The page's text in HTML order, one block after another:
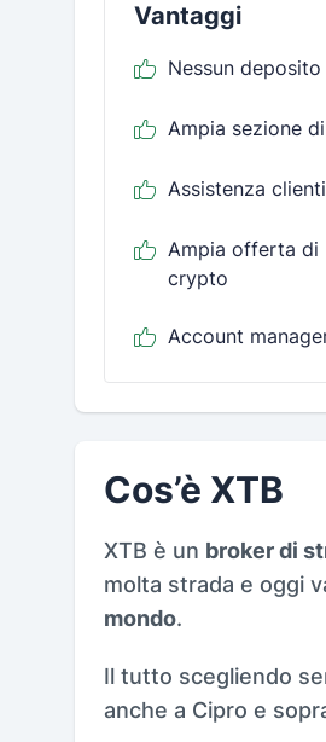
Vantaggi
Nessun
Ampia sezione
Assistenza
Ampia offerta di
crypto
Account
Cos’è XTB
XTB è un broker di
molta strada e oggi
mondo.
Il tutto scegliendo
anche a Cipro e